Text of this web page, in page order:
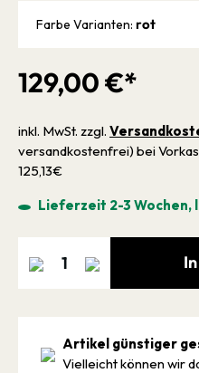
129,00 €*
inkl. MwSt. zzgl.
versandkostenfrei) bei
125,13€
Lieferzeit 2-3 Wochen,
Farbe Varianten: rot
Artikel günstiger
Vielleicht können wir